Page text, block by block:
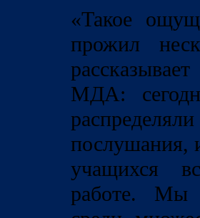
«Такое
прожил
МДА:
послушания,
учащихся
работе. Мы